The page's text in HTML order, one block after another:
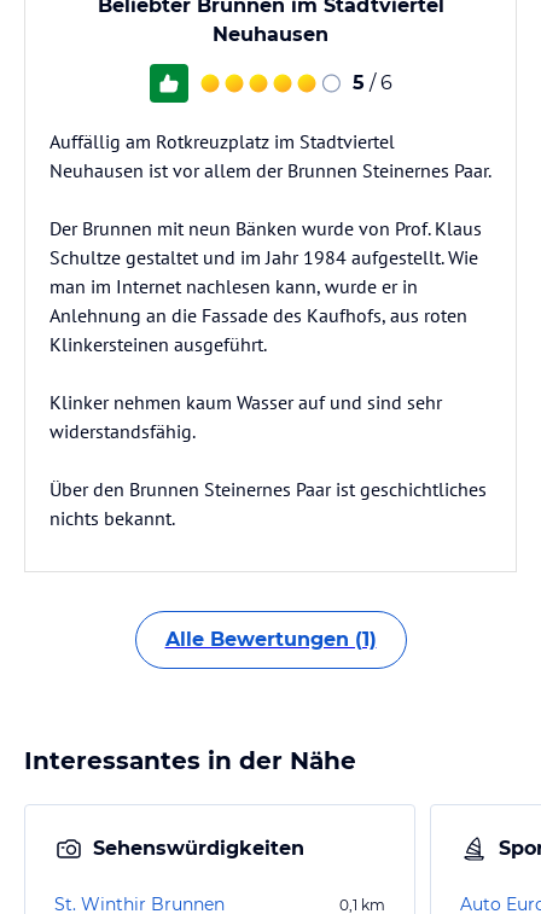
Beliebter Brunnen im Stadtviertel
Neuhausen
5 / 6
Auffällig am Rotkreuzplatz im Stadtviertel
Neuhausen ist vor allem der Brunnen Steinernes Paar.
Der Brunnen mit neun Bänken wurde von Prof. Klaus
Schultze gestaltet und im Jahr 1984 aufgestellt. Wie
man im Internet nachlesen kann, wurde er in
Anlehnung an die Fassade des Kaufhofs, aus roten
Klinkersteinen ausgeführt.
Klinker nehmen kaum Wasser auf und sind sehr
widerstandsfähig.
Über den Brunnen Steinernes Paar ist geschichtliches
nichts bekannt.
Alle Bewertungen (1)
Interessantes in der Nähe
Sehenswürdigkeiten
St. Winthir Brunnen 0,1 km Auto